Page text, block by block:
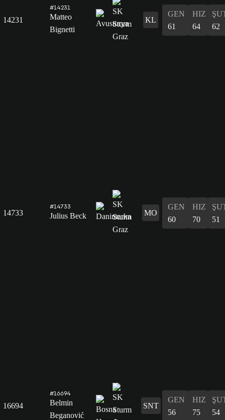
14231
#14231
Matteo
Bignetti
KL
GEN
61
HIZ
64
62
14733
#14733
Julius Beck MO
GEN
60
HIZ
70
51
16694
#16694
Belmin
Beganović
SNT
GEN
56
HIZ
75
54